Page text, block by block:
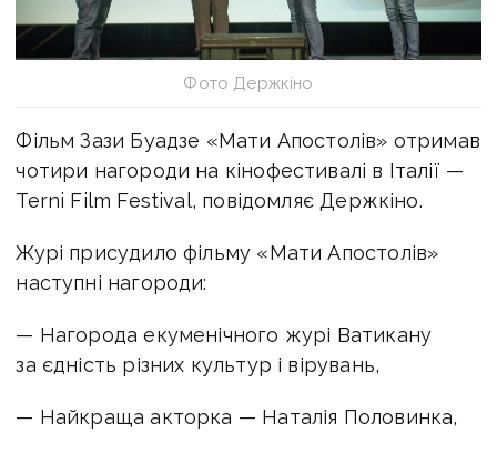
Фото Держкіно
Фільм Зази Буадзе «Мати Апостолів» отримав
чотири нагороди на кінофестивалі в Італії —
Terni Film Festival, повідомляє Держкіно.
Журі присудило фільму «Мати Апостолів»
наступні нагороди:
— Нагорода екуменічного журі Ватикану
за єдність різних культур і вірувань,
— Найкраща акторка — Наталія Половинка,